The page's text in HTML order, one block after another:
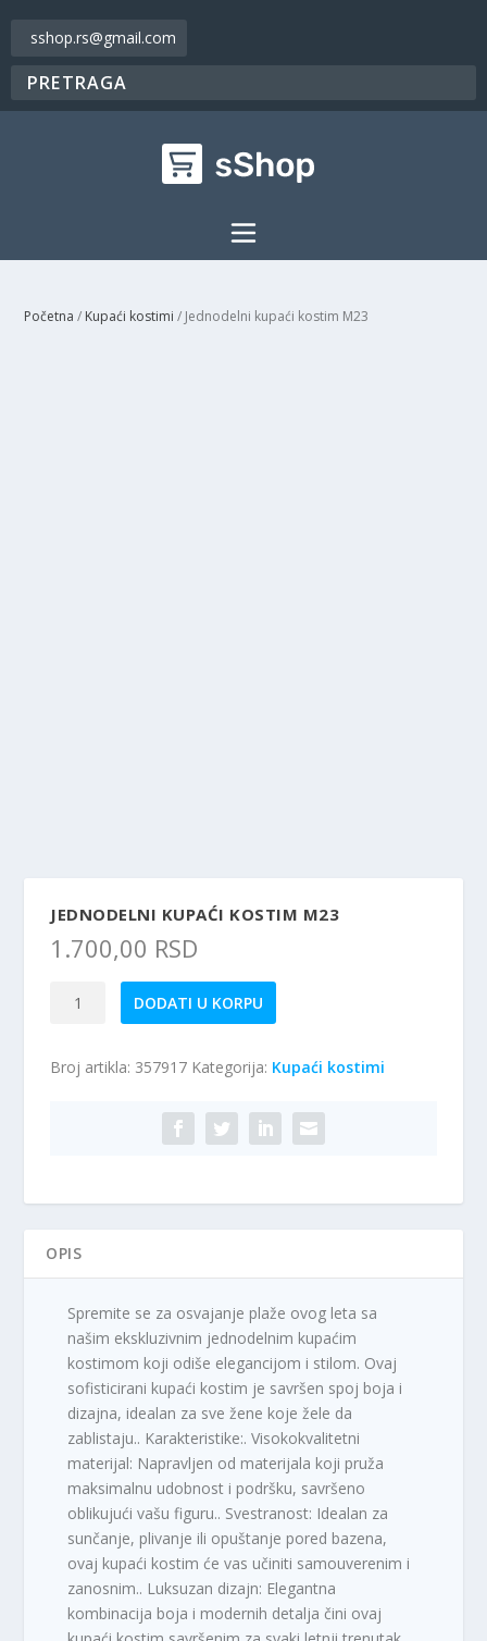
sshop.rs@gmail.com
Početna / Kupaći kostimi / Jednodelni kupaći kostim M23
JEDNODELNI KUPAĆI KOSTIM M23
1.700,00 RSD
M23
DODATI U KORPU
Broj artikla: 357917 Kategorija: Kupaći kostimi
OPIS
Spremite se za osvajanje plaže ovog leta sa
našim ekskluzivnim jednodelnim kupaćim
kostimom koji odiše elegancijom i stilom. Ovaj
sofisticirani kupaći kostim je savršen spoj boja i
dizajna, idealan za sve žene koje žele da
zablistaju.. Karakteristike:. Visokokvalitetni
materijal: Napravljen od materijala koji pruža
maksimalnu udobnost i podršku, savršeno
oblikujući vašu figuru.. Svestranost: Idealan za
sunčanje, plivanje ili opuštanje pored bazena,
ovaj kupaći kostim će vas učiniti samouverenim i
zanosnim.. Luksuzan dizajn: Elegantna
kombinacija boja i modernih detalja čini ovaj